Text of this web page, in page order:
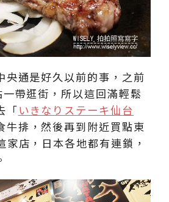
央通是好久以前的事，之前
帶逛街，所以這回滿輕鬆
「いきなりステーキ仙台
牛排，然後再到附近買點東
店，日本各地都有連鎖，